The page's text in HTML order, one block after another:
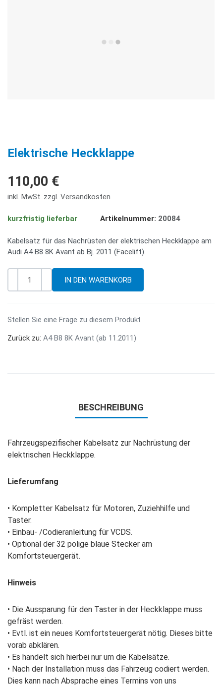
Elektrische Heckklappe
110,00 €
inkl. MwSt. zzgl. Versandkosten
kurzfristig lieferbar Artikelnummer: 20084
Kabelsatz für das Nachrüsten der elektrischen Heckklappe am
Audi A4 B8 8K Avant ab Bj. 2011 (Facelift).
Stellen Sie eine Frage zu diesem Produkt
Zurück zu: A4 B8 8K Avant (ab 11.2011)
BESCHREIBUNG
Fahrzeugspezifischer Kabelsatz zur Nachrüstung der
elektrischen Heckklappe.
Lieferumfang
• Kompletter Kabelsatz für Motoren, Zuziehhilfe und
Taster.
• Einbau- /Codieranleitung für VCDS.
• Optional der 32 polige blaue Stecker am
Komfortsteuergerät.
Hinweis
• Die Aussparung für den Taster in der Heckklappe muss
gefräst werden.
• Evtl. ist ein neues Komfortsteuergerät nötig. Dieses bitte
vorab abklären.
• Es handelt sich hierbei nur um die Kabelsätze.
• Nach der Installation muss das Fahrzeug codiert werden.
Dies kann nach Absprache eines Termins von uns